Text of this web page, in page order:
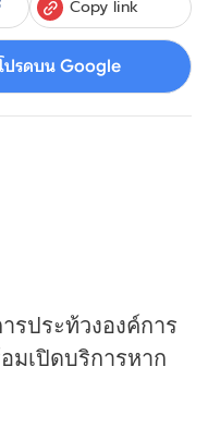
Copy link
ปรดบน Google
ประท้วงองค์การ
มเปิดบริการหาก